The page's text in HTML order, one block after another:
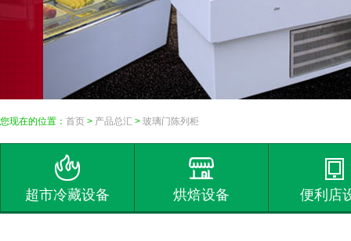
您现在的位置： 首页 > 产品总汇 > 玻璃门陈列柜
超市冷藏设备 烘焙设备 便利店